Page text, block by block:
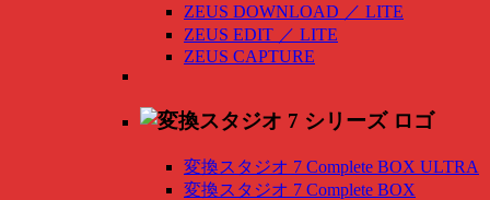
ZEUS DOWNLOAD ／ LITE
ZEUS EDIT ／ LITE
ZEUS CAPTURE
変換スタジオ 7 Complete BOX ULTRA
変換スタジオ 7 Complete BOX